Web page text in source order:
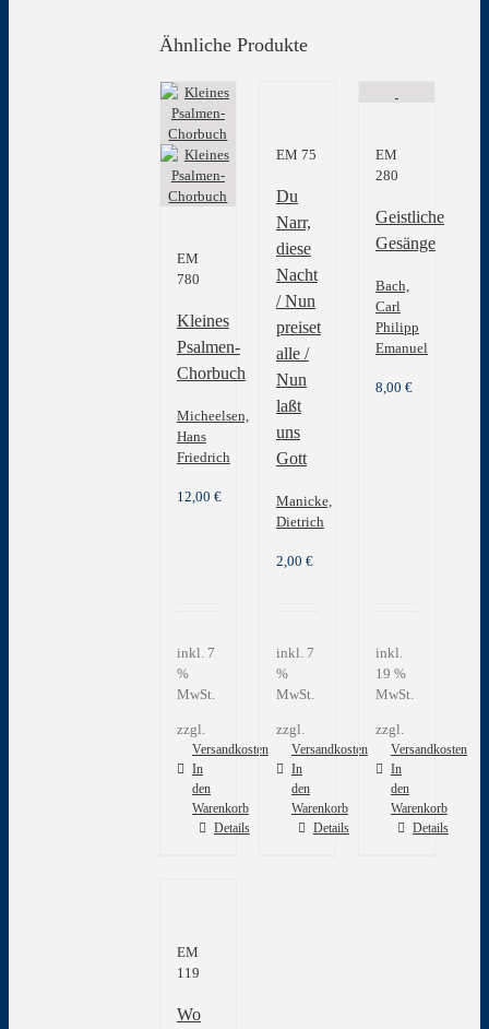
Ähnliche Produkte
EM
780
Kleines
Psalmen-
Chorbuch
Micheelsen,
Hans
Friedrich
12,00 €
inkl. 7
%
MwSt.
zzgl.
Versandkosten
In
den
Warenkorb
Details
EM 75
Du
Narr,
diese
Nacht
/ Nun
preiset
alle /
Nun
laßt
uns
Gott
Manicke,
Dietrich
2,00 €
inkl. 7
%
MwSt.
zzgl.
Versandkosten
In
den
Warenkorb
Details
EM
280
Geistliche
Gesänge
Bach,
Carl
Philipp
Emanuel
8,00 €
inkl.
19 %
MwSt.
zzgl.
Versandkosten
In
den
Warenkorb
Details
EM
119
Wo